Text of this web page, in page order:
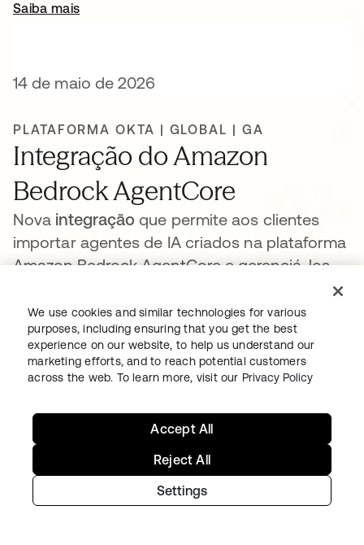
Saiba maisabre em uma nova guia
14 de maio de 2026
PLATAFORMA OKTA | GLOBAL | GA
Integração do Amazon
Bedrock AgentCore
Nova integração que permite aos clientes
importar agentes de IA criados na plataforma
Amazon Bedrock AgentCore e gerenciá-los
✦ Blueprint de IA:Onde estão os meus
agentes?abre em uma nova guia
OKTA PLATFORM | GLOBAL
Suporte a IdP não Okta
We use cookies and similar technologies for various
purposes, including ensuring that you get the best
experience on our website, to help us understand our
marketing efforts, and to reach potential customers
across the web. To learn more, visit our Privacy Policy
Settings
Reject All
Accept All